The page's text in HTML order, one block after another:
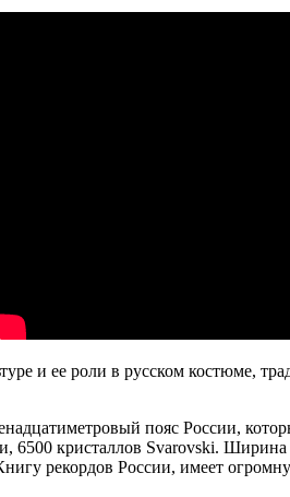
и ее роли в русском костюме,
пояс России,
6500 кристаллов Svarovski.
рекордов России, имеет